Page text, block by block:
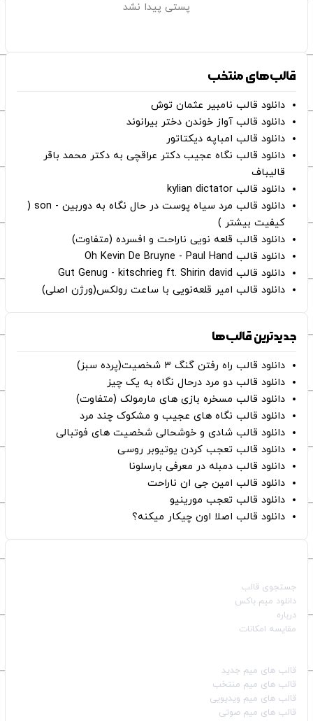
پستی پیدا نشد
قالب‌های منتخب
دانلود قالب نامبیر عثمان ‌توش
دانلود قالب آواز خوندن دختر بیرانوند
دانلود قالب امباپه دیکتاتور
دانلود قالب نگاه عجیب دکتر عراقچی به دکتر محمد باقر
قالیباف
دانلود قالب kylian dictator
دانلود قالب مرد سیاه پوست در حال نگاه به دوربین - son (
کیفیت بیشتر )
دانلود قالب قلعه نویی ناراحت و افسرده (متفاوت)
دانلود قالب Oh Kevin De Bruyne - Paul Hand
دانلود قالب Gut Genug - kitschrieg ft. Shirin david
دانلود قالب امیر قلعه‌نویی با ساعت رولکس(ورژن اصلی)
جدیدترین قالب‌ها
دانلود قالب راه رفتن گنگ ۳ شخصیت(پرده سبز)
دانلود قالب دو مرد درحال نگاه به یک چیز
دانلود قالب مسخره بازی های مارمولک (متفاوت)
دانلود قالب نگاه های عجیب و مشکوک چند مرد
دانلود قالب شادی و خوشحالی شخصیت های فوتبالی
دانلود قالب تعجب کردن یوتیوبر روسی
دانلود قالب دمبله در معرفی بارسلونا
دانلود قالب امین جی ان ناراحت
دانلود قالب تعجب مورینیو
دانلود قالب اصلا اون چیکار میکنه؟
جستجوی قالب
دانلود میم باکس
درباره
مقایسه امکانات
قالب‌ های میم جدید
قالب‌ های میم منتخب
قالب‌ های میم ویدیویی
قالب‌ های میم صوتی